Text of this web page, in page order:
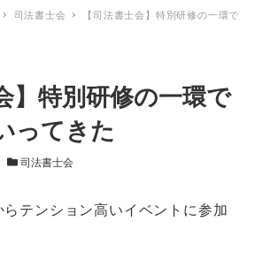
司法書士会
【司法書士会】特別研修の一環で
】特別研修の一環で
ってきた
カテゴリー
司法書士会
テンション高いイベントに参加